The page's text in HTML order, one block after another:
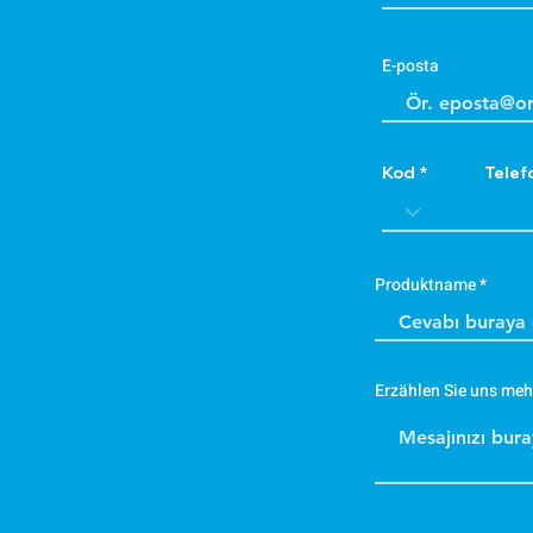
E-posta
Kod
Produktname
Erzählen Sie uns